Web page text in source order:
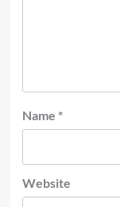
Name *
Website